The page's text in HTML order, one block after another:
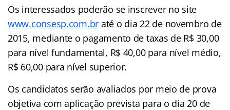
Os interessados poderão se inscrever no site
www.consesp.com.br até o dia 22 de novembro de
2015, mediante o pagamento de taxas de R$ 30,00
para nível fundamental, R$ 40,00 para nível médio,
R$ 60,00 para nível superior.
Os candidatos serão avaliados por meio de prova
objetiva com aplicação prevista para o dia 20 de